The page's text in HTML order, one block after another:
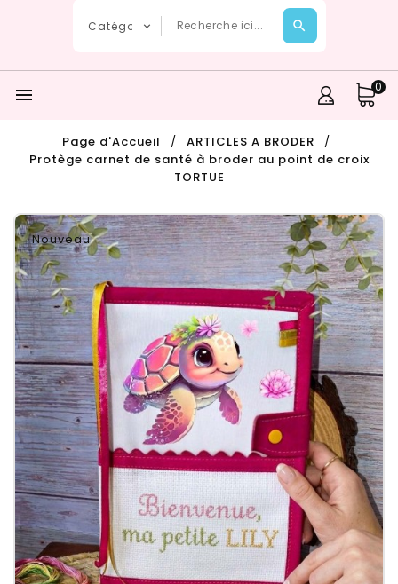
 0
Page d'Accueil
ARTICLES A BRODER
Protège carnet de santé à broder au point de croix
TORTUE
Nouveau